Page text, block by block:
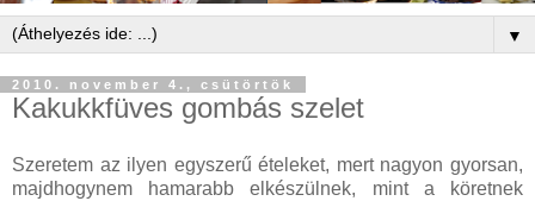
▼
2010. november 4., csütörtök
Kakukkfüves gombás szelet
Szeretem az ilyen egyszerű ételeket, mert nagyon gyorsan,
majdhogynem hamarabb elkészülnek, mint a köretnek